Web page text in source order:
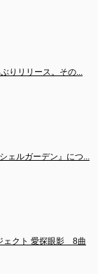
りリリース。その...
ェルガーデン』につ...
ェクト 愛探眼影　8曲